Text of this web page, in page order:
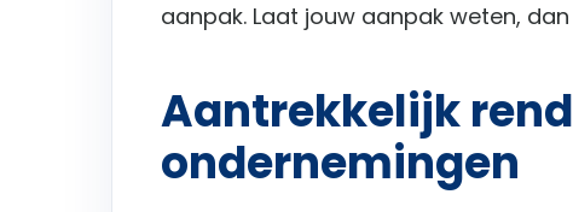
aanpak. Laat jouw aanpak weten,
Aantrekkelijk
ondernemingen